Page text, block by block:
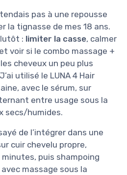
pas à une repousse
la tignasse de mes 18 ans.
: limiter la casse, calmer
voir si le combo massage +
cheveux un peu plus
utilisé le LUNA 4 Hair
avec le sérum, sur
entre usage sous la
secs/humides.
de l’intégrer dans une
cuir chevelu propre,
puis shampoing
massage sous la